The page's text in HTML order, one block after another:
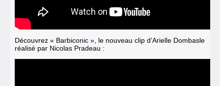
Découvrez « Barbiconic », le nouveau clip d’Arielle Dombasle
réalisé par Nicolas Pradeau :